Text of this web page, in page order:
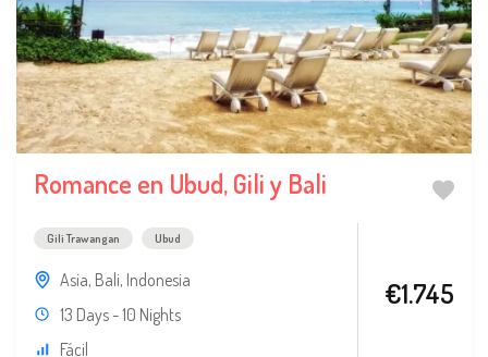
Romance en Ubud, Gili y Bali
Gili Trawangan Ubud
Asia, Bali, Indonesia
13 Days - 10 Nights
Fácil
€1.745